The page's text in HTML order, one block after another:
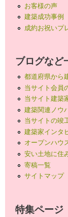
お客様の声
建築成功事例
成約お祝いプ
ブログなど
都道府県から
当サイト会員
当サイト建築
建築関連ノウ
当サイトの竣
建築家インタ
オープンハウ
安い土地に住
寄稿一覧
サイトマップ
特集ページ